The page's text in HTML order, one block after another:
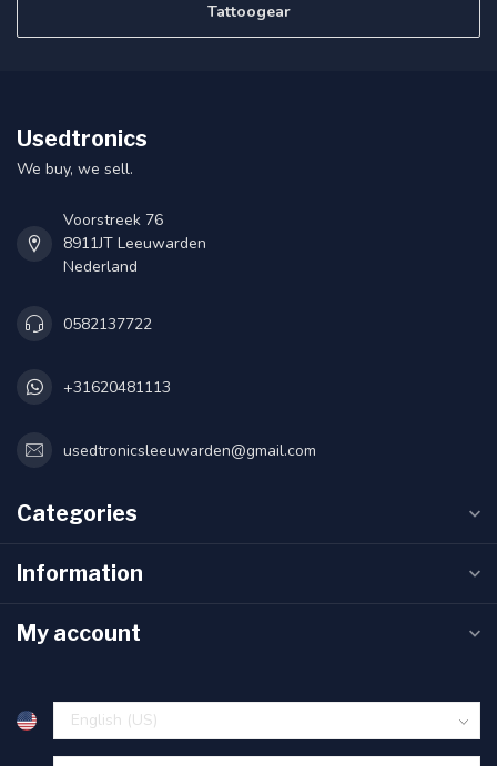
Tattoogear
Usedtronics
We buy, we sell.
Voorstreek 76
8911JT Leeuwarden
Nederland
0582137722
+31620481113
usedtronicsleeuwarden@gmail.com
Categories
Information
My account